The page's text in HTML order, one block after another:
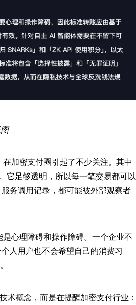
加密支付圈引起了不少关注。其中
它足够透明，所以每一笔交易都可以
务调用记录，都可能被外部观察者
心理障碍和操作障碍。一个企业不
人用户也不会希望自己的消费习
术概念，而是在提醒加密支付行业：